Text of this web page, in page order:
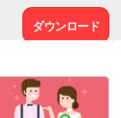
ダウンロード